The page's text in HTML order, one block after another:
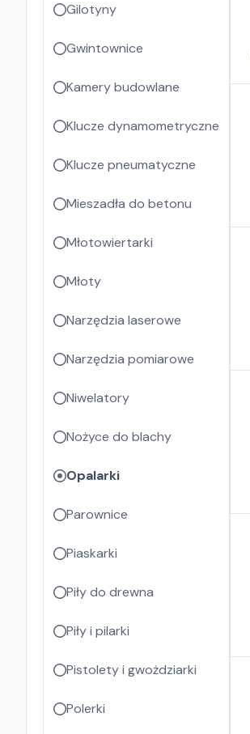
Gilotyny
Gwintownice
Kamery budowlane
Klucze dynamometryczne
Klucze pneumatyczne
Mieszadła do betonu
Młotowiertarki
Młoty
Narzędzia laserowe
Narzędzia pomiarowe
Niwelatory
Nożyce do blachy
Opalarki
Parownice
Piaskarki
Piły do drewna
Piły i pilarki
Pistolety i gwożdziarki
Polerki